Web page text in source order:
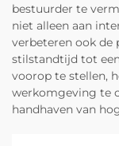
bestuurder te
niet alleen aan
verbeteren ook
stilstandtijd tot
voorop te stellen,
werkomgeving te
handhaven van